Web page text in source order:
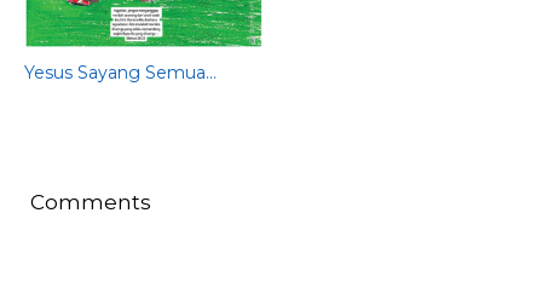
Yesus Sayang Semua...
Comments